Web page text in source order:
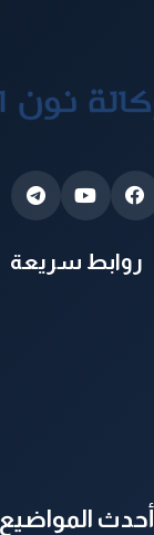
روابط سريعة
أحدث المواضيع